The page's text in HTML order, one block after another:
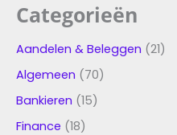
Categorieën
Aandelen & Beleggen (21)
Algemeen (70)
Bankieren (15)
Finance (18)